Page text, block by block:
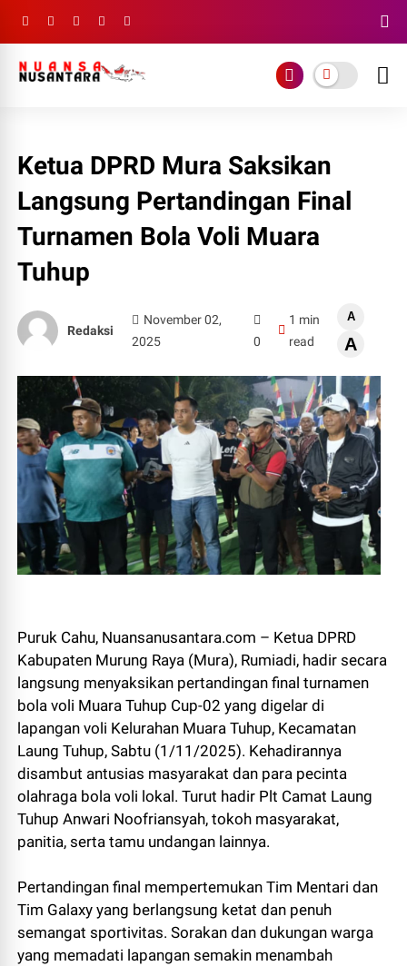
Ketua DPRD Mura Saksikan
Langsung Pertandingan Final
Turnamen Bola Voli Muara
Tuhup
Redaksi
November 02,
2025
0
1 min
read
A
A
Puruk Cahu, Nuansanusantara.com – Ketua DPRD
Kabupaten Murung Raya (Mura), Rumiadi, hadir secara
langsung menyaksikan pertandingan final turnamen
bola voli Muara Tuhup Cup-02 yang digelar di
lapangan voli Kelurahan Muara Tuhup, Kecamatan
Laung Tuhup, Sabtu (1/11/2025). Kehadirannya
disambut antusias masyarakat dan para pecinta
olahraga bola voli lokal. Turut hadir Plt Camat Laung
Tuhup Anwari Noofriansyah, tokoh masyarakat,
panitia, serta tamu undangan lainnya.
Pertandingan final mempertemukan Tim Mentari dan
Tim Galaxy yang berlangsung ketat dan penuh
semangat sportivitas. Sorakan dan dukungan warga
yang memadati lapangan semakin menambah